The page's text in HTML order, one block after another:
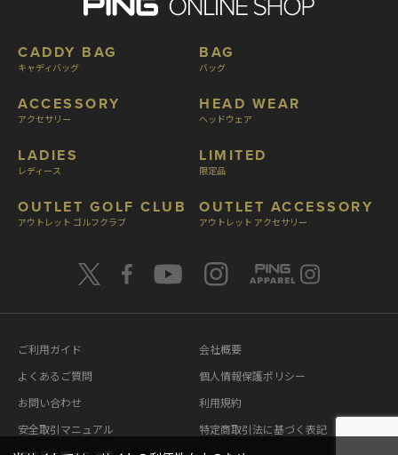
CADDY BAG
キャディバッグ
ACCESSORY
アクセサリー
LADIES
レディース
OUTLET GOLF CLUB
アウトレット ゴルフクラブ
BAG
バッグ
HEAD WEAR
ヘッドウェア
LIMITED
限定品
OUTLET ACCESSORY
アウトレット アクセサリー
ご利用ガイド
よくあるご質問
お問い合わせ
安全取引マニュアル
会社概要
個人情報保護ポリシー
利用規約
特定商取引法に基づく表記